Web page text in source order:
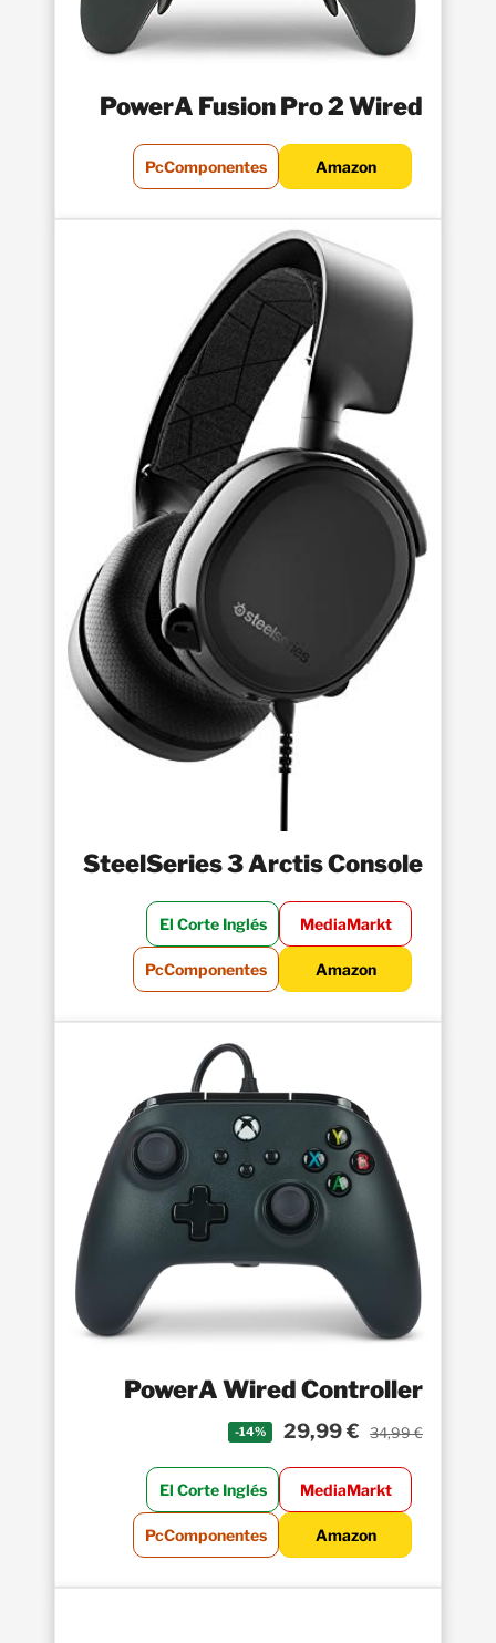
PowerA Fusion Pro 2 Wired
PcComponentes Amazon
SteelSeries 3 Arctis Console
El Corte Inglés MediaMarkt
PcComponentes Amazon
PowerA Wired Controller
-14% 29,99 € 34,99 €
El Corte Inglés MediaMarkt
PcComponentes Amazon